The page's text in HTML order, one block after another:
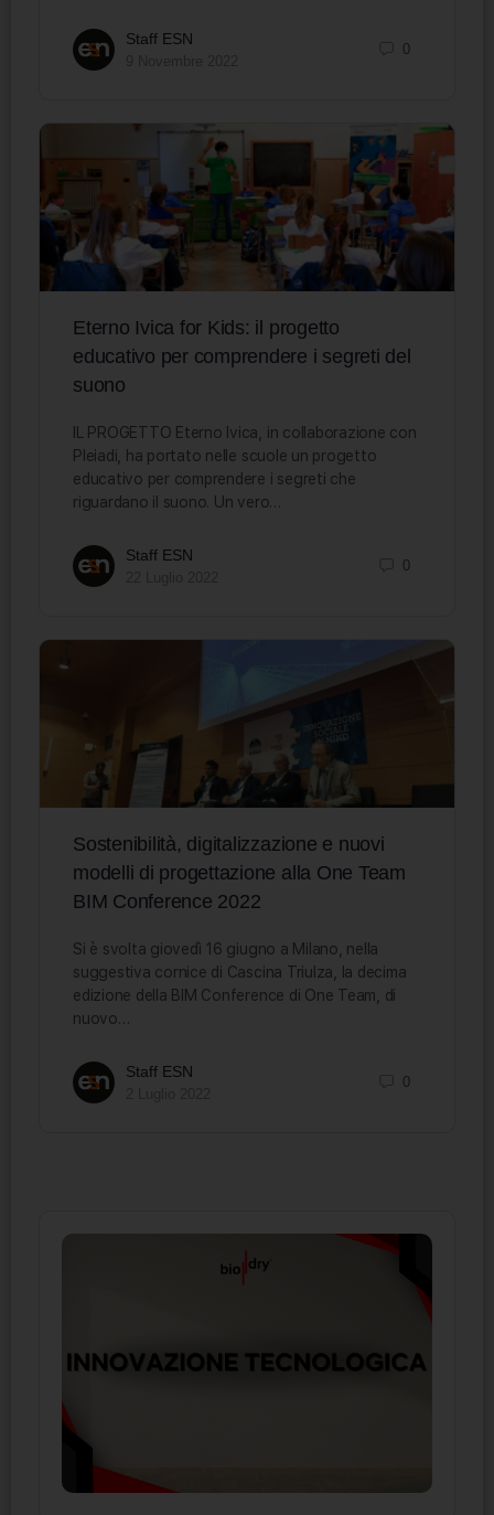
Staff ESN
0
Eterno Ivica for Kids: il progetto
educativo per comprendere i segreti del
suono
IL PROGETTO Eterno Ivica, in collaborazione con
Pleiadi, ha portato nelle scuole un progetto
educativo per comprendere i segreti che
riguardano il suono. Un vero…
Staff ESN
0
Sostenibilità, digitalizzazione e nuovi
modelli di progettazione alla One Team
BIM Conference 2022
Si è svolta giovedì 16 giugno a Milano, nella
suggestiva cornice di Cascina Triulza, la decima
edizione della BIM Conference di One Team, di
nuovo…
Staff ESN
0